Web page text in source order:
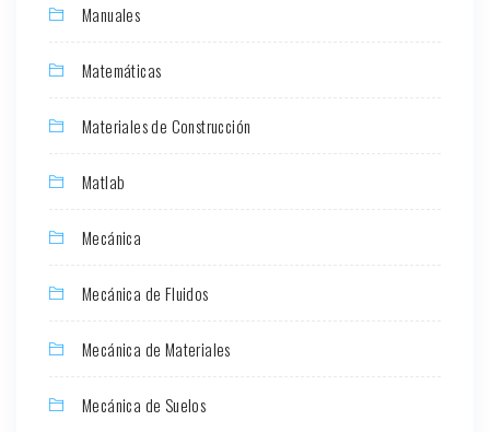
Manuales
Matemáticas
Materiales de Construcción
Matlab
Mecánica
Mecánica de Fluidos
Mecánica de Materiales
Mecánica de Suelos